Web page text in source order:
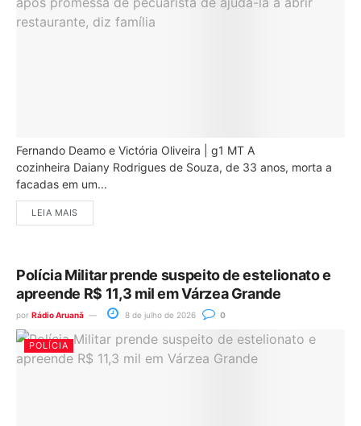
Fernando Deamo e Victória Oliveira | g1 MT A
cozinheira Daiany Rodrigues de Souza, de 33 anos, morta a
facadas em um...
LEIA MAIS
Polícia Militar prende suspeito de estelionato e
apreende R$ 11,3 mil em Várzea Grande
por Rádio Aruanã 8 de julho de 2026 0
POLÍCIA